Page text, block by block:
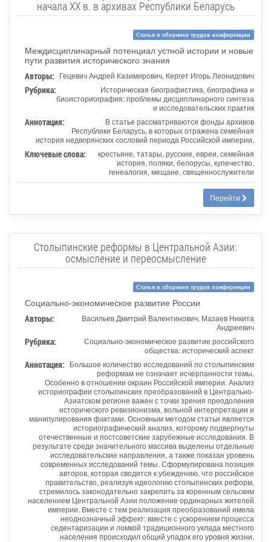
начала ХХ в. в архивах Республики Беларусь
Статья в сборнике трудов конференции
Междисциплинарный потенциал устной истории и новые
пути развития исторического знания
Авторы: Гецевич Андрей Казимирович, Кергет Игорь Леонидович
Рубрика:
Историческая биографистика, биографика и
биоисториография: проблемы дисциплинарного синтеза
и исследовательских практик
Аннотация:
В статье рассматриваются фонды архивов
Республики Беларусь, в которых отражена семейная
история недворянских сословий периода Российской империи.
Ключевые слова:
крестьяне, татары, русские, евреи, семейная
история, поляки, белорусы, купечество,
генеалогия, мещане, священнослужители
Перейти
Столыпинские реформы в Центральной Азии:
осмысление и переосмысление
Статья в сборнике трудов конференции
Социально-экономическое развитие России
Авторы:
Васильев Дмитрий Валентинович, Мазаев Никита
Андреевич
Рубрика:
Социально-экономическое развитие российского
общества: исторический аспект
Аннотация: Большое количество исследований по столыпинским
реформам не означает исчерпанности темы.
Особенно в отношении окраин Российской империи. Анализ
историографии столыпинских преобразований в Центрально-
Азиатском регионе важен с точки зрения преодоления
исторического ревизионизма, вольной интерпретации и
манипулирования фактами. Основным методом статьи является
историографический анализ, которому подвергнуты
отечественные и постсоветские зарубежные исследования. В
результате среди значительного массива выделены отдельные
исследовательские направления, а также показан уровень
современных исследований темы. Сформулирована позиция
авторов, которая сводится к убеждению, что российское
правительство, реализуя идеологию столыпинских реформ,
стремилось законодательно закрепить за коренным сельским
населением Центральной Азии положение ординарных жителей
империи. Вместе с тем реализация преобразований имела
неоднозначный эффект: вместе с ускорением процесса
седентаризации и ломкой традиционного уклада местного
населения происходил общий упадок его уровня жизни.